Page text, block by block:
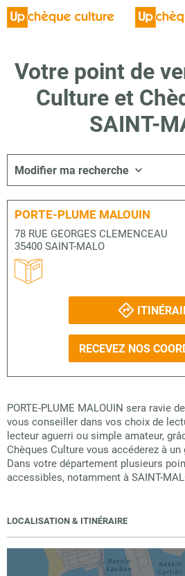
Votre point de
Culture et
SAINT-
Modifier ma recherche
PORTE-PLUME MALOUIN
78 RUE GEORGES CLEMENCEAU
35400 SAINT-MALO
RECEVEZ NOS
PORTE-PLUME MALOUIN sera ravie
vous conseiller dans vos choix de
lecteur aguerri ou simple amateur,
Chèques Culture vous accéderez à
Dans votre département plusieurs
accessibles, notamment à SAINT-
LOCALISATION & ITINÉRAIRE